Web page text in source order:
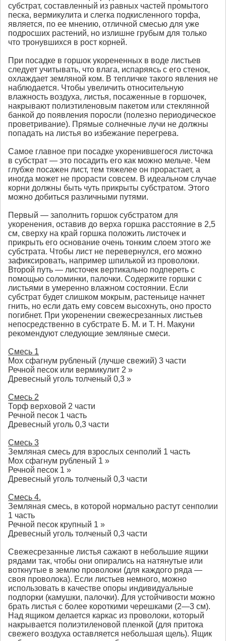
субстрат, составленный из равных частей промытого
песка, вермикулита и слегка подкисленного торфа,
является, по ее мнению, отличной смесью для уже
подросших растений, но излишне грубым для только
что тронувшихся в рост корней.
При посадке в горшок укорененных в воде листьев
следует учитывать, что влага, испаряясь с его стенок,
охлаждает земляной ком. В тепличке такого явления не
наблюдается. Чтобы увеличить относительную
влажность воздуха, листья, посаженные в горшочек,
накрывают полиэтиленовым пакетом или стеклянной
банкой до появления поросли (полезно периодическое
проветривание). Прямые солнечные лучи не должны
попадать на листья во избежание перегрева.
Самое главное при посадке укоренившегося листочка
в субстрат — это посадить его как можно мельче. Чем
глубже посажен лист, тем тяжелее он прорастает, а
иногда может не прорасти совсем. В идеальном случае
корни должны быть чуть прикрыты субстратом. Этого
можно добиться различными путями.
Первый — заполнить горшок субстратом для
укоренения, оставив до верха горшка расстояние в 2,5
см, сверху на край горшка положить листочек и
прикрыть его основание очень тонким слоем этого же
субстрата. Чтобы лист не перевернулся, его можно
зафиксировать, например шпилькой из проволоки.
Второй путь — листочек вертикально подпереть с
помощью соломинки, палочки. Содержите горшки с
листьями в умеренно влажном состоянии. Если
субстрат будет слишком мокрым, растеньице начнет
гнить, но если дать ему совсем высохнуть, оно просто
погибнет. При укоренении свежесрезанных листьев
непосредственно в субстрате Б. М. и Т. Н. Макуни
рекомендуют следующие земляные смеси.
Смесь 1
Мох сфагнум рубленый (лучше свежий) 3 части
Речной песок или вермикулит 2 »
Древесный уголь толченый 0,3 »
Смесь 2
Торф верховой 2 части
Речной песок 1 часть
Древесный уголь 0,3 части
Смесь 3
Земляная смесь для взрослых сенполий 1 часть
Мох сфагнум рубленый 1 »
Речной песок 1 »
Древесный уголь толченый 0,3 части
Смесь 4.
Земляная смесь, в которой нормально растут сенполии
1 часть
Речной песок крупный 1 »
Древесный уголь толченый 0,3 части
Свежесрезанные листья сажают в небольшие ящики
рядами так, чтобы они опирались на натянутые или
воткнутые в землю проволоки (для каждого ряда —
своя проволока). Если листьев немного, можно
использовать в качестве опоры индивидуальные
подпорки (камушки, палочки). Для устойчивости можно
брать листья с более короткими черешками (2—3 см).
Над ящиком делается каркас из проволоки, который
накрывается полиэтиленовой пленкой (для притока
свежего воздуха оставляется небольшая щель). Ящик